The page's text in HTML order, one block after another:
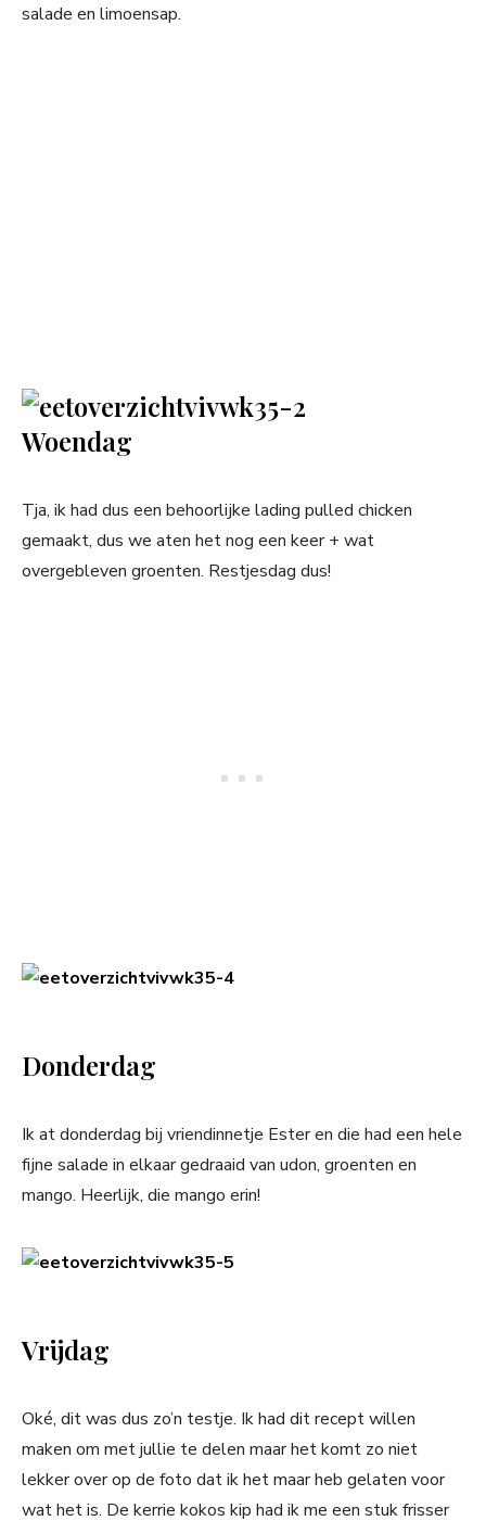
salade en limoensap.
Woendag
Tja, ik had dus een behoorlijke lading pulled chicken
gemaakt, dus we aten het nog een keer + wat
overgebleven groenten. Restjesdag dus!
Donderdag
Ik at donderdag bij vriendinnetje Ester en die had een hele
fijne salade in elkaar gedraaid van udon, groenten en
mango. Heerlijk, die mango erin!
Vrijdag
Oké, dit was dus zo’n testje. Ik had dit recept willen
maken om met jullie te delen maar het komt zo niet
lekker over op de foto dat ik het maar heb gelaten voor
wat het is. De kerrie kokos kip had ik me een stuk frisser